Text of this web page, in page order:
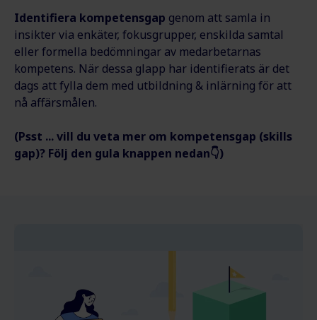
Identifiera kompetensgap genom att samla in
insikter via enkäter, fokusgrupper, enskilda samtal
eller formella bedömningar av medarbetarnas
kompetens. När dessa glapp har identifierats är det
dags att fylla dem med utbildning & inlärning för att
nå affärsmålen.
(Psst ... vill du veta mer om kompetensgap (skills
gap)? Följ den gula knappen nedan👇)